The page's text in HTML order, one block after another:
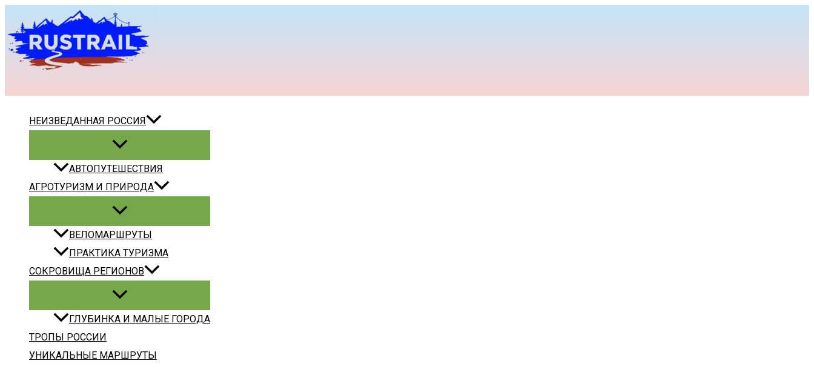
содержимому
НЕИЗВЕДАННАЯ РОССИЯ
АВТОПУТЕШЕСТВИЯ
АГРОТУРИЗМ И ПРИРОДА
ВЕЛОМАРШРУТЫ
ПРАКТИКА ТУРИЗМА
СОКРОВИЩА РЕГИОНОВ
ГЛУБИНКА И МАЛЫЕ ГОРОДА
ТРОПЫ РОССИИ
УНИКАЛЬНЫЕ МАРШРУТЫ